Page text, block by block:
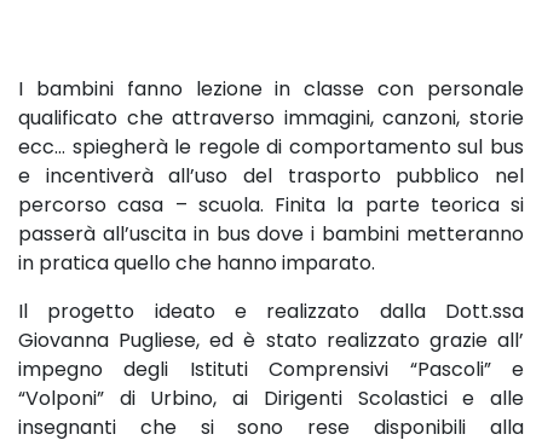
I bambini fanno lezione in classe con personale
qualificato che attraverso immagini, canzoni, storie
ecc… spiegherà le regole di comportamento sul bus
e incentiverà all’uso del trasporto pubblico nel
percorso casa – scuola. Finita la parte teorica si
passerà all’uscita in bus dove i bambini metteranno
in pratica quello che hanno imparato.
Il progetto ideato e realizzato dalla Dott.ssa
Giovanna Pugliese, ed è stato realizzato grazie all’
impegno degli Istituti Comprensivi “Pascoli” e
“Volponi” di Urbino, ai Dirigenti Scolastici e alle
insegnanti che si sono rese disponibili alla